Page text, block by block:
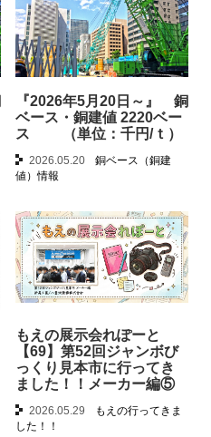
『2026年5月20日～』 銅
ベース・銅建値 2220ベー
ス （単位：千円/ｔ）
2026.05.20
銅ベース（銅建
値）情報
もえの展示会れぽーと
【69】第52回ジャンボび
っくり見本市に行ってき
ました！！メーカー編⑤
2026.05.29
もえの行ってきま
した！！